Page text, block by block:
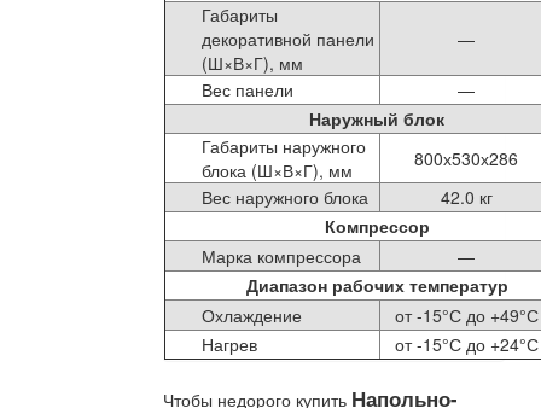
Габариты
декоративной панели
(Ш×В×Г), мм
—
Вес панели
—
Наружный блок
Габариты наружного
блока (Ш×В×Г), мм
800х530х286
Вес наружного блока
42.0 кг
Компрессор
Марка компрессора
—
Диапазон рабочих температур
Охлаждение
от -15°С до +49°С
Нагрев
от -15°С до +24°С
Чтобы недорого купить Напольно-